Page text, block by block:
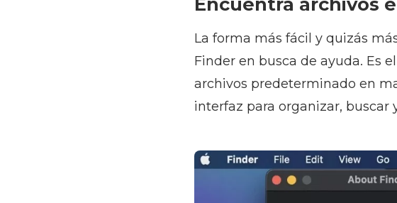
La forma más fácil y quizás
Finder en busca de ayuda. Es
archivos predeterminado en
interfaz para organizar, buscar